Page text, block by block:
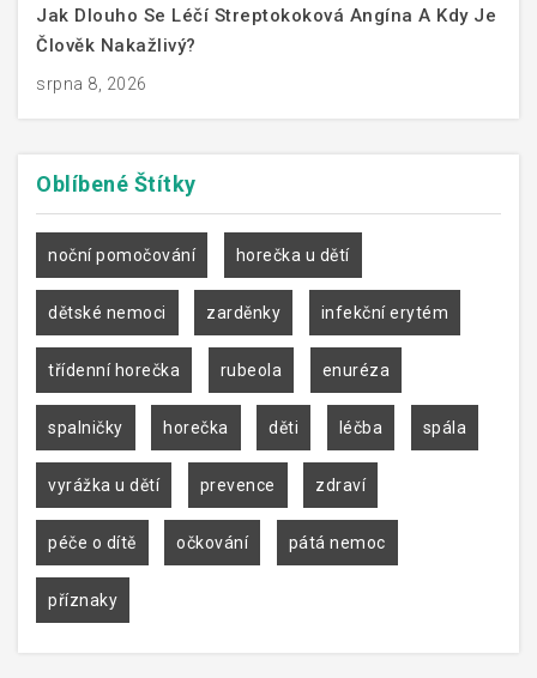
Jak Dlouho Se Léčí Streptokoková Angína A Kdy Je
Člověk Nakažlivý?
srpna 8, 2026
Oblíbené Štítky
noční pomočování horečka u dětí
dětské nemoci zarděnky infekční erytém
třídenní horečka rubeola enuréza
spalničky horečka děti léčba spála
vyrážka u dětí prevence zdraví
péče o dítě očkování pátá nemoc
příznaky